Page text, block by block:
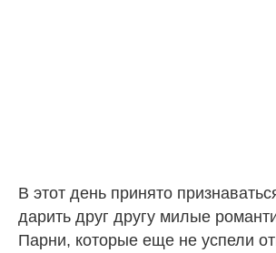
В этот день принято
дарить друг другу милые
Парни, которые еще не успели